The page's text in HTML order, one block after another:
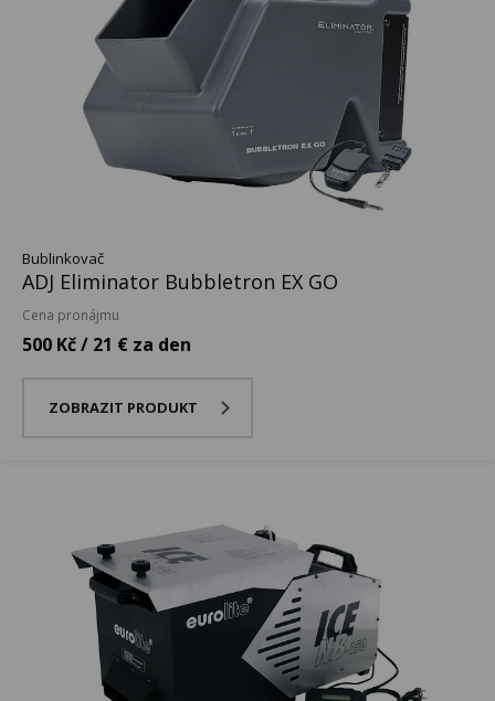
Bublinkovač
ADJ Eliminator Bubbletron EX GO
Cena pronájmu
500 Kč / 21 € za den
ZOBRAZIT PRODUKT